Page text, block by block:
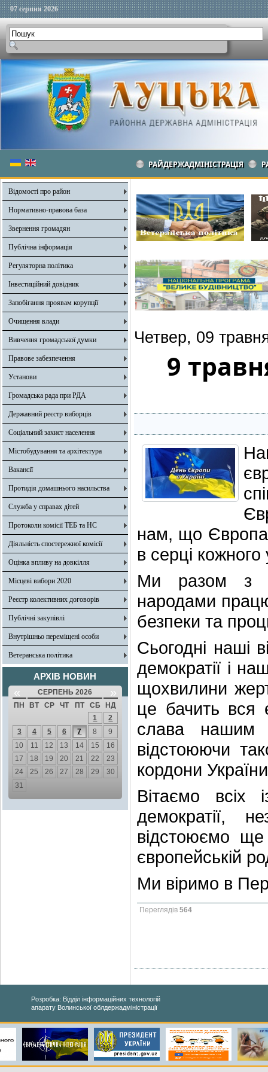
07 серпня 2026
РАЙДЕРЖАДМІНІСТРАЦІЯ
Відомості про район
Нормативно-правова база
Звернення громадян
Публічна інформація
Регуляторна політика
Інвестиційний довідник
Запобігання проявам корупції
Очищення влади
Вивчення громадської думки
Правове забезпечення
Установи
Громадська рада при РДА
Державний реєстр виборців
Соціальний захист населення
Містобудування та архітектура
Вакансії
Протидія домашнього насильства
Служба у справах дітей
Протоколи комісії ТЕБ та НС
Діяльність спостережної комісії
Оцінка впливу на довкілля
Місцеві вибори 2020
Реєстр колективних договорів
Публічні закупівлі
Внутрішньо переміщені особи
Ветеранська політика
АРХІВ НОВИН
« СЕРПЕНЬ 2026 »
ПН ВТ СР ЧТ ПТ СБ
НД
1
2
3
4 5 6 7 8
9
10
11 12 13 14 15
16
17
18 19 20 21 22
23
24
25 26 27 28 29
30
31
Четвер, 09
9
нам, що Європа
в серці кожного
Ми разом з
народами
безпеки та
Сьогодні наші
демократії і
щохвилини
це бачить вся
слава нашим
відстоюючи
кордони
Вітаємо всіх
демократії,
відстоюємо
європейській
Ми віримо в
Переглядів 564
Розробка: Відділ інформаційних технологій
апарату Волинської облдержадміністрації